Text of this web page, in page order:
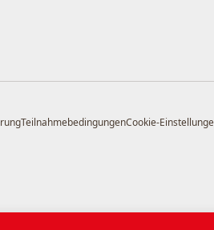
TeilnahmebedingungenCookie-